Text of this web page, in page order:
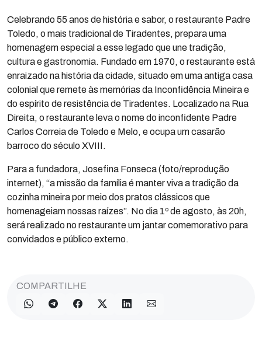
Celebrando 55 anos de história e sabor, o restaurante Padre
Toledo, o mais tradicional de Tiradentes, prepara uma
homenagem especial a esse legado que une tradição,
cultura e gastronomia. Fundado em 1970, o restaurante está
enraizado na história da cidade, situado em uma antiga casa
colonial que remete às memórias da Inconfidência Mineira e
do espírito de resistência de Tiradentes. Localizado na Rua
Direita, o restaurante leva o nome do inconfidente Padre
Carlos Correia de Toledo e Melo, e ocupa um casarão
barroco do século XVIII.
Para a fundadora, Josefina Fonseca (foto/reprodução
internet), “a missão da família é manter viva a tradição da
cozinha mineira por meio dos pratos clássicos que
homenageiam nossas raízes”. No dia 1º de agosto, às 20h,
será realizado no restaurante um jantar comemorativo para
convidados e público externo.
COMPARTILHE